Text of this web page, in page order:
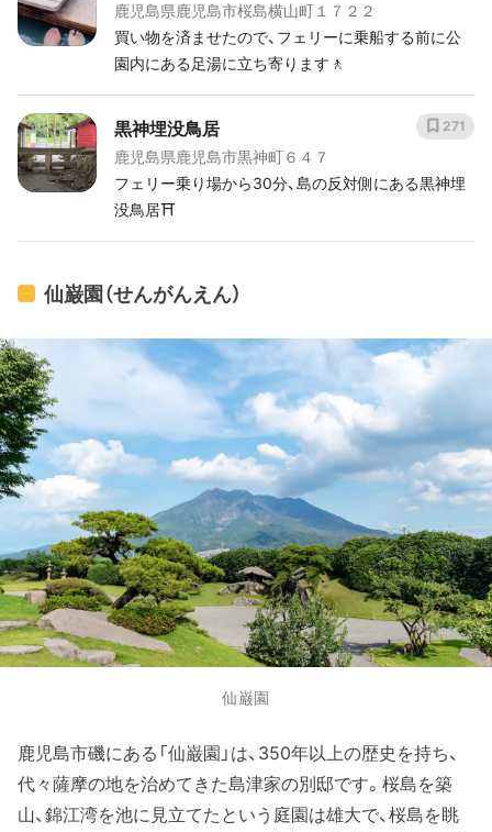
鹿児島県鹿児島市桜島横山町１７２２
買い物を済ませたので、フェリーに乗船する前に公
園内にある足湯に立ち寄ります🚶
黒神埋没鳥居
鹿児島県鹿児島市黒神町６４７
フェリー乗り場から30分、島の反対側にある黒神埋
没鳥居⛩️
271
仙巌園（せんがんえん）
仙巌園
鹿児島市磯にある「仙巌園」は、350年以上の歴史を持ち、
代々薩摩の地を治めてきた島津家の別邸です。桜島を築
山、錦江湾を池に見立てたという庭園は雄大で、桜島を眺